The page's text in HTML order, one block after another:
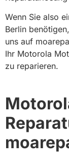
Wenn Sie also
Berlin
uns auf
Ihr Motorola
zu reparieren.